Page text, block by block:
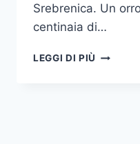
Srebrenica. Un
centinaia di…
LEGGI DI PIÙ